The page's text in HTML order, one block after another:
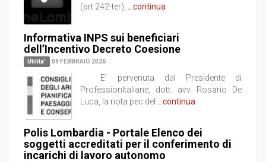
(art.242-ter),
...continua
Informativa INPS sui beneficiari
dell’Incentivo Decreto Coesione
Utilita' 09 FEBBRAIO 2026
E’ pervenuta dal Presidente di
ProfessionItaliane, dott. avv. Rosario De
Luca, la nota pec del
...continua
Polis Lombardia - Portale Elenco dei
soggetti accreditati per il conferimento di
incarichi di lavoro autonomo